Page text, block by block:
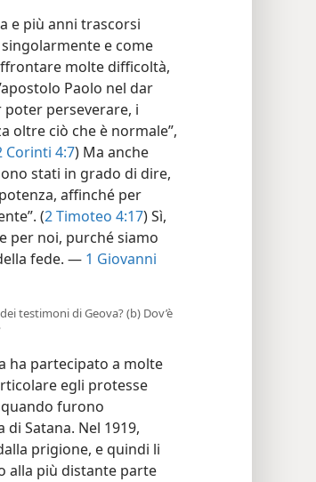
e più anni trascorsi
e come
molte difficoltà,
Paolo nel dar
poter perseverare, i
oltre ciò che è normale”,
Corinti 4:7) Ma anche
stati in grado di dire,
affinché per
(2 Timoteo 4:17) Sì,
per noi, purché siamo
fede. — 1 Giovanni
testimoni di Geova? (b) Dov’è
ha partecipato a molte
egli protesse
quando furono
di Satana. Nel 1919,
prigione, e quindi li
alla più distante parte